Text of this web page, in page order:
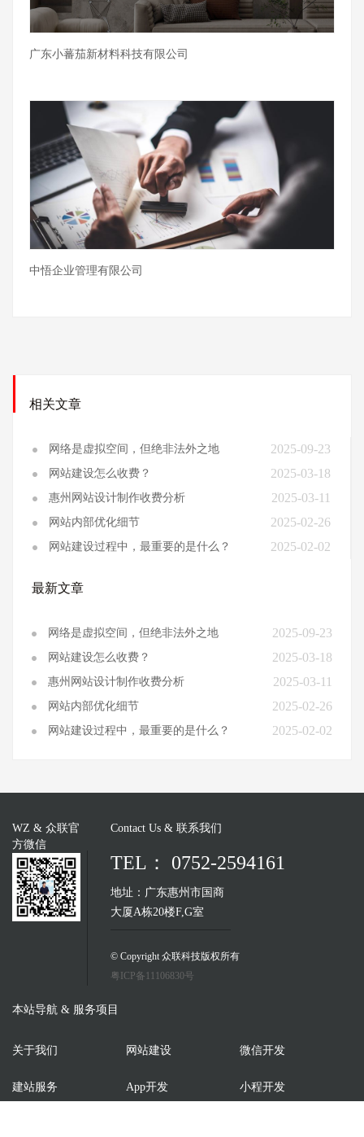
广东小蕃茄新材料科技有限公司
中悟企业管理有限公司
相关文章
网络是虚拟空间，但绝非法外之地 2025-09-23
网站建设怎么收费？ 2025-03-18
惠州网站设计制作收费分析 2025-03-11
网站内部优化细节 2025-02-26
网站建设过程中，最重要的是什么？ 2025-02-02
最新文章
网络是虚拟空间，但绝非法外之地 2025-09-23
网站建设怎么收费？ 2025-03-18
惠州网站设计制作收费分析 2025-03-11
网站内部优化细节 2025-02-26
网站建设过程中，最重要的是什么？ 2025-02-02
WZ & 众联官
方微信
Contact Us & 联系我们
TEL： 0752-2594161
地址：广东惠州市国商
大厦A栋20楼F,G室
© Copyright 众联科技版权所有
粤ICP备11106830号
本站导航 & 服务项目
关于我们
建站服务
网站建设
App开发
微信开发
小程开发